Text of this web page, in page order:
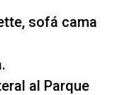
sofá cama
al Parque